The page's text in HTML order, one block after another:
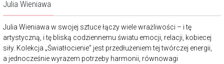
Julia Wieniawa
Julia Wieniawa w swojej sztuce łączy wiele wrażliwości – i tę
artystyczną, i tę bliską codziennemu światu emocji, relacji, kobiecej
siły. Kolekcja „Światłocienie” jest przedłużeniem tej twórczej energii,
a jednocześnie wyrazem potrzeby harmonii, równowagi